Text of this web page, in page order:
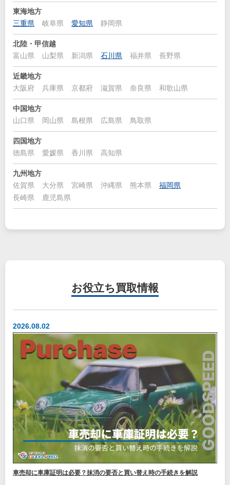
東海地方
三重県
岐阜県 愛知県 静岡県
北陸・甲信越
富山県
山梨県 新潟県 石川県 福井県 長野県
近畿地方
大阪府
兵庫県 京都府 滋賀県 奈良県 和歌山県
中国地方
山口県
岡山県 島根県 広島県 鳥取県
四国地方
徳島県
愛媛県 香川県 高知県
九州地方
佐賀県
大分県 宮崎県 沖縄県 熊本県
福岡県
長崎県
鹿児島県
お役立ち 買取情報
2026.08.02
車売却に車庫証明は必要？抹消の要否と買い替え時の手続きを解説